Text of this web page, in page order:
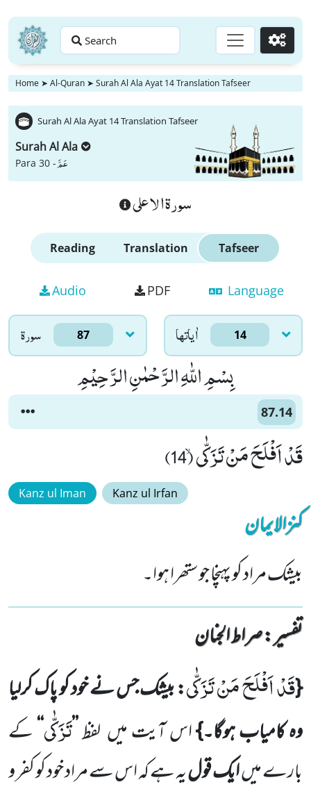
Search Go
Home ➤ Al-Quran ➤ Surah Al Ala Ayat 14 Translation Tafseer
Surah Al Ala Ayat 14 Translation Tafseer
Surah Al Ala
Para 30 -عَمَّ
سورة الاعلى
Reading Translation Tafseer
Audio PDF Language
سورۃ 87 اٰياتها 14
بِسْمِ اللّٰهِ الرَّحْمٰنِ الرَّحِیْمِ
87.14
قَدْ اَفْلَحَ مَنْ تَزَكّٰىۙ (14)
Kanz ul Iman Kanz ul Irfan
کنزالایمان
بیشک مراد کو پہنچا جو ستھرا ہوا۔
تفسیر : ‎صراط الجنان
{قَدْ اَفْلَحَ مَنْ تَزَكّٰى: بیشک جس نے خود کو پاک کرلیا
وہ کامیاب ہوگا۔}اس آیت میں لفظ’’تَزَكّٰى‘‘کے
بارے میںایک قولیہ ہے کہ اس سے مراد خود کو کفر و